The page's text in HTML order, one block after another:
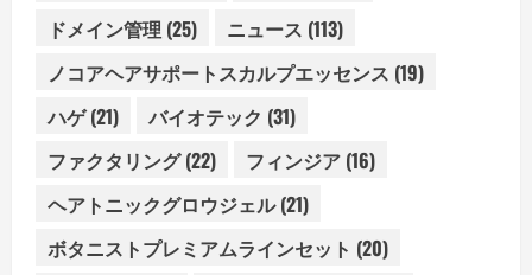
ドメイン管理 (25) ニュース (113)
ノコアヘアサポートスカルプエッセンス (19)
ハゲ(21) バイオテック (31)
ファクタリング(22) フィンジア (16)
ヘアトニックグロウジェル(21)
ボタニストプレミアムラインセット (20)